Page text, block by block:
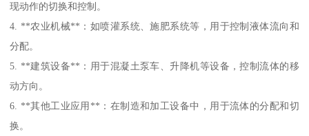
现动作的切换和控制。
4. **农业机械**：如喷灌系统、施肥系统等，用于控制液体流向和
分配。
5. **建筑设备**：用于混凝土泵车、升降机等设备，控制流体的移
动方向。
6. **其他工业应用**：在制造和加工设备中，用于流体的分配和切
换。